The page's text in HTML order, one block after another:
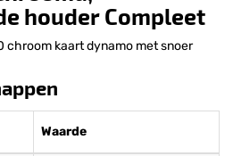
houder Compleet
chroom kaart dynamo met snoer
Waarde